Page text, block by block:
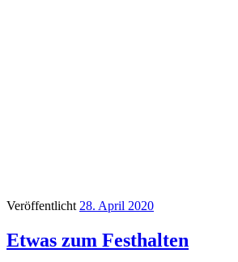
Veröffentlicht 28. April 2020
Etwas zum Festhalten